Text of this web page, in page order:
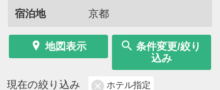
宿泊地
京都
地図表示
条件変更/絞り
込み
現在の絞り込み ホテル指定